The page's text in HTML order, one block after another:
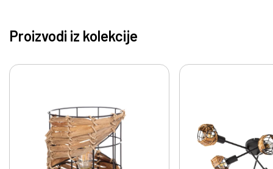
Proizvodi iz kolekcije